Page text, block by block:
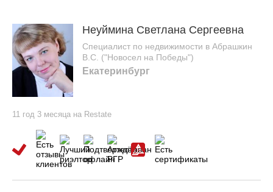
Неуймина Светлана Сергеевна
Специалист по недвижимости в Абрашкин
В.С. ("Новосел на Победы")
Екатеринбург
11 год 3 месяца на Restate